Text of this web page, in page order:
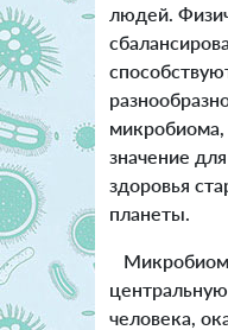
людей.
значение
здоровья
планеты.
Микробиом
человека,